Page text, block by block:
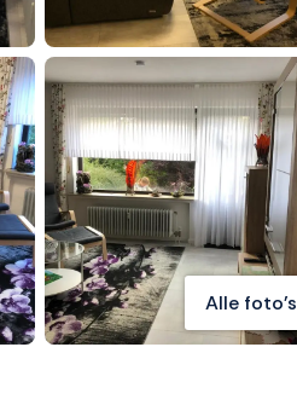
Alle foto's